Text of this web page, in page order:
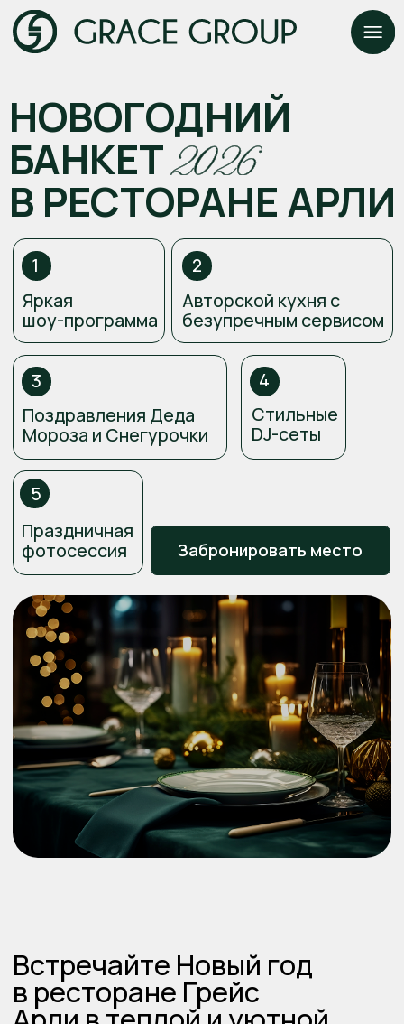
БАНКЕТ
В РЕСТОРАНЕ АРЛИ
Яркая
Забронировать место
1
Стильные
DJ-сеты
4
Праздничная
фотосессия
5
Авторской кухня с
2
Поздравления Деда
Мороза и Снегурочки
3
Встречайте Новый год
в ресторане Грейс
Арли в теплой и уютной
обстановке
Харизматичный ведущий
Поздравление Деда Мороза и Снегурочки
Вас ждет:
Авторское новогоднее меню от
профессиональных шеф-поваров
31.12.2025 в 20:00
Заканчиваем:
01.01.2025 в 03:00
Адрес: г. Сочи,
ул. Ленина, 219Д